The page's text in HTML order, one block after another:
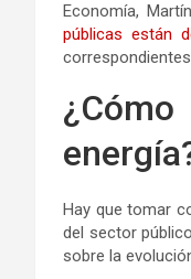
Economía,
públicas están
Hay que tomar
del sector
sobre la